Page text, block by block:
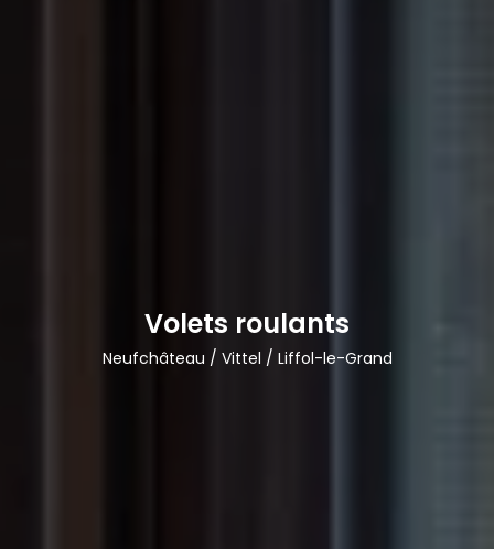
Volets roulants
Neufchâteau / Vittel / Liffol-le-Grand